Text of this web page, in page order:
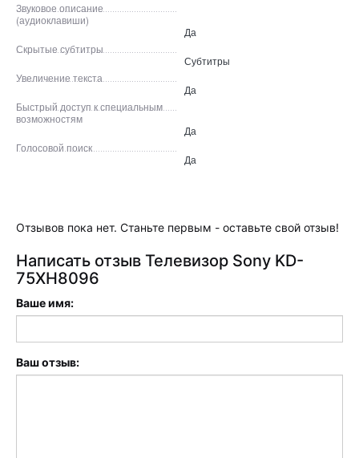
Звуковое описание
(аудиоклавиши)
Да
Скрытые субтитры
Субтитры
Увеличение текста
Да
Быстрый доступ к специальным
возможностям
Да
Голосовой поиск
Да
Отзывов пока нет. Станьте первым - оставьте свой отзыв!
Написать отзыв Телевизор Sony KD-
75XH8096
Ваше имя:
Ваш отзыв: